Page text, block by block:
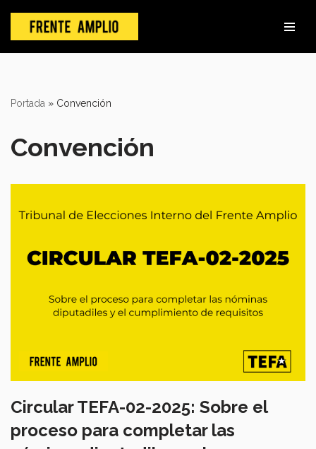
Skip
to
Portada » Convención
Convención
Circular TEFA-02-2025: Sobre el
proceso para completar las